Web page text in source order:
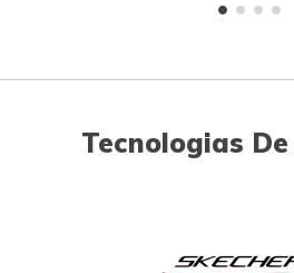
Tecnologias